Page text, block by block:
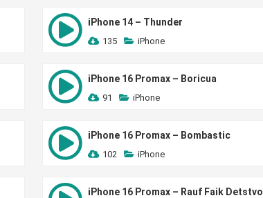
iPhone 14 – Thunder
135 iPhone
iPhone 16 Promax – Boricua
91 iPhone
iPhone 16 Promax – Bombastic
102 iPhone
iPhone 16 Promax – Rauf Faik Detstvo